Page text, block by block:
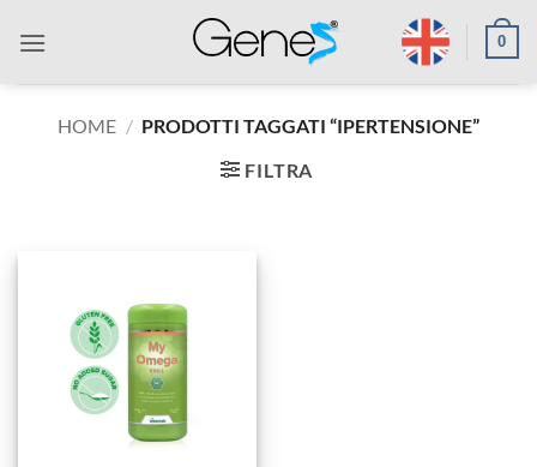
0
HOME / PRODOTTI TAGGATI “IPERTENSIONE”
FILTRA